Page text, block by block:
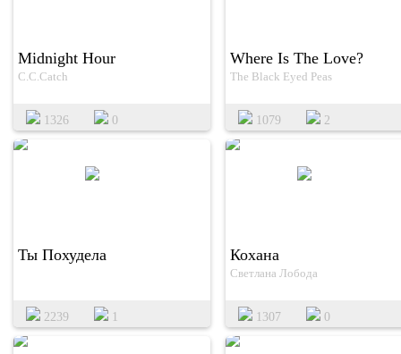
Midnight Hour
C.C.Catch
1326 0
Where Is The Love?
The Black Eyed Peas
1079 2
Ты Похудела
2239 1
Кохана
Светлана Лобода
1307 0